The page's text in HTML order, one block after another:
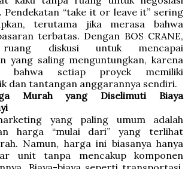
Pendekatan “take it or leave it” sering
terutama jika merasa bahwa
terbatas. Dengan BOS CRANE,
diskusi untuk mencapai
yang saling menguntungkan, karena
bahwa setiap proyek memiliki
dan tantangan anggarannya sendiri.
Murah yang Diselimuti Biaya
yang paling umum adalah
harga “mulai dari” yang terlihat
Namun, harga ini biasanya hanya
unit tanpa mencakup komponen